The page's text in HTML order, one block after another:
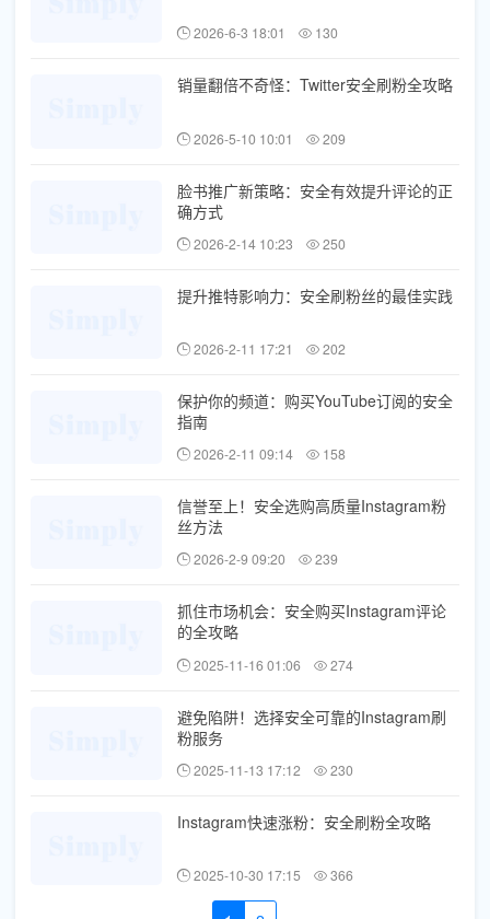
2026-6-3 18:01 130
销量翻倍不奇怪：Twitter安全刷粉全攻略
2026-5-10 10:01 209
脸书推广新策略：安全有效提升评论的正
确方式
2026-2-14 10:23 250
提升推特影响力：安全刷粉丝的最佳实践
2026-2-11 17:21 202
保护你的频道：购买YouTube订阅的安全
指南
2026-2-11 09:14 158
信誉至上！安全选购高质量Instagram粉
丝方法
2026-2-9 09:20 239
抓住市场机会：安全购买Instagram评论
的全攻略
2025-11-16 01:06 274
避免陷阱！选择安全可靠的Instagram刷
粉服务
2025-11-13 17:12 230
Instagram快速涨粉：安全刷粉全攻略
2025-10-30 17:15 366